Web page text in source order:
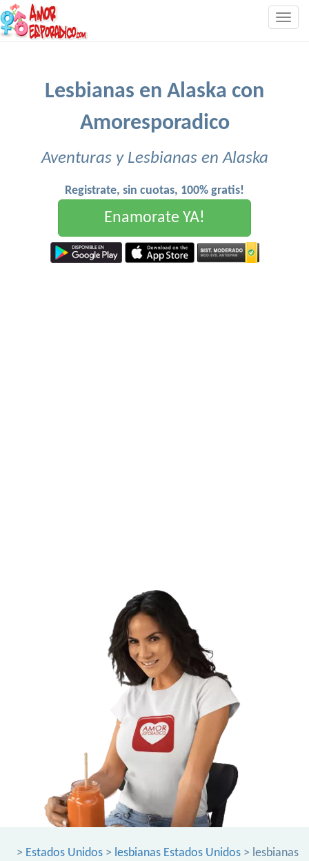
Lesbianas en Alaska con
Amoresporadico
Aventuras y Lesbianas en Alaska
Registrate, sin cuotas, 100% gratis!
Enamorate YA!
> Estados Unidos > lesbianas Estados Unidos > lesbianas